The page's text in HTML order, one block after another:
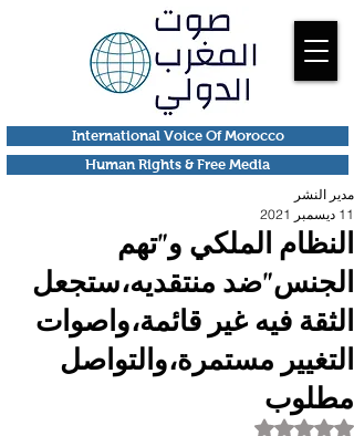
Human Rights & Free Media
International Voice Of Morocco
النظام الملكي و"تهم
الجنس"ضد منتقديه،ستجعل
الثقة فيه غير قائمة،واصوات
التغيير مستمرة،والتواصل
مطلوب
مدير النشر
11 ديسمبر 2021
تم التقييم بـ ليس رقمًا من أصل 5 نجوم.